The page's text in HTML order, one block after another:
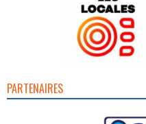
PARTENAIRES